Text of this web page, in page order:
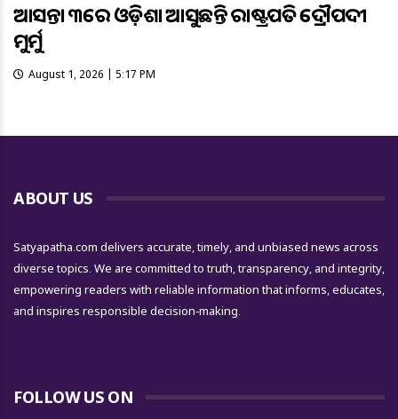
ଆସନ୍ତା ୩ରେ ଓଡ଼ିଶା ଆସୁଛନ୍ତି ରାଷ୍ଟ୍ରପତି ଦ୍ରୌପଦୀ
ମୁର୍ମୁ
August 1, 2026 | 5:17 PM
ABOUT US
Satyapatha.com delivers accurate, timely, and unbiased news across
diverse topics. We are committed to truth, transparency, and integrity,
empowering readers with reliable information that informs, educates,
and inspires responsible decision-making.
FOLLOW US ON